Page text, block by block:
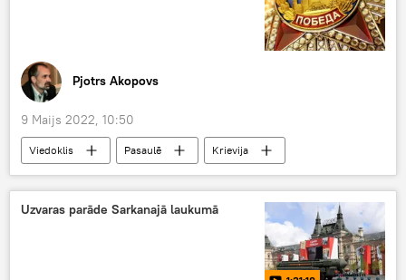
Pjotrs Akopovs
9 Maijs 2022, 10:50
Viedoklis Pasaulē
Krievija
Eiropa
konflikts Uzvaras diena
Uzvaras parāde Sarkanajā laukumā